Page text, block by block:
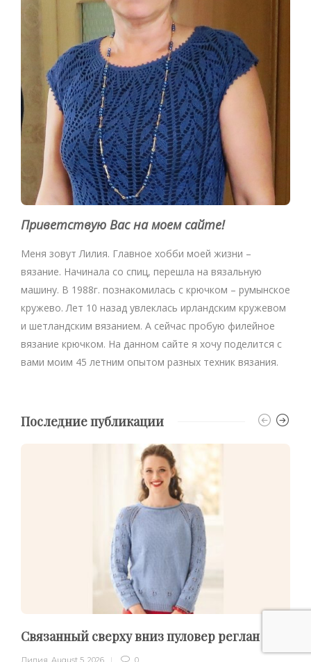
Приветствую Вас на моем сайте!
Меня зовут Лилия. Главное хобби моей жизни –
вязание. Начинала со спиц, перешла на вязальную
машину. В 1988г. познакомилась с крючком – румынское
кружево. Лет 10 назад увлеклась ирландским кружевом
и шетландским вязанием. А сейчас пробую филейное
вязание крючком. На данном сайте я хочу поделится с
вами моим 45 летним опытом разных техник вязания.
Последние публикации
Связанный сверху вниз пуловер реглан
Лилия August 5, 2026 0